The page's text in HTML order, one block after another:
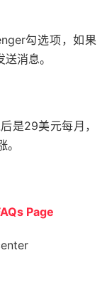
勾选项，如果
消息。
是29美元每月，
Page